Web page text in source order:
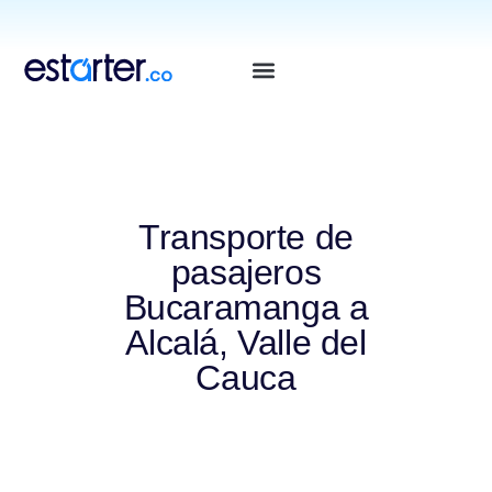
Transporte de
pasajeros
Bucaramanga a
Alcalá, Valle del
Cauca